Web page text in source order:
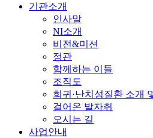
기관소개
인사말
NI소개
비전&미션
정관
함께하는 이들
조직도
희귀·난치성질환 소개
걸어온 발자취
오시는 길
사업안내